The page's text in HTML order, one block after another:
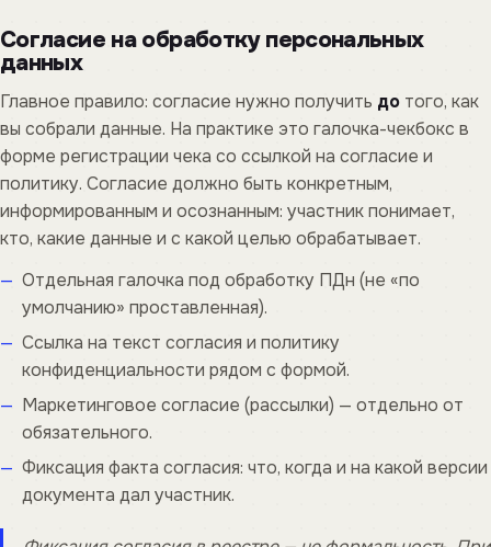
Согласие на обработку персональных
данных
Главное правило: согласие нужно получить до того, как
вы собрали данные. На практике это галочка-чекбокс в
форме регистрации чека со ссылкой на согласие и
политику. Согласие должно быть конкретным,
информированным и осознанным: участник понимает,
кто, какие данные и с какой целью обрабатывает.
Отдельная галочка под обработку ПДн (не «по
умолчанию» проставленная).
Ссылка на текст согласия и политику
конфиденциальности рядом с формой.
Маркетинговое согласие (рассылки) — отдельно от
обязательного.
Фиксация факта согласия: что, когда и на какой версии
документа дал участник.